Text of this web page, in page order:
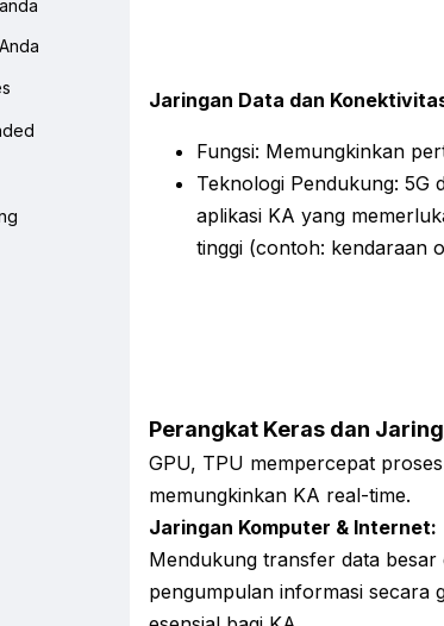
Jaringan Data dan
Fungsi: Memungkinkan
Teknologi Pendukung: 5G
aplikasi KA yang
tinggi (contoh: kendaraan
Perangkat Keras dan
GPU, TPU mempercepat
memungkinkan KA real-time.
Jaringan Komputer & Internet:
Mendukung transfer data besar
pengumpulan informasi secara